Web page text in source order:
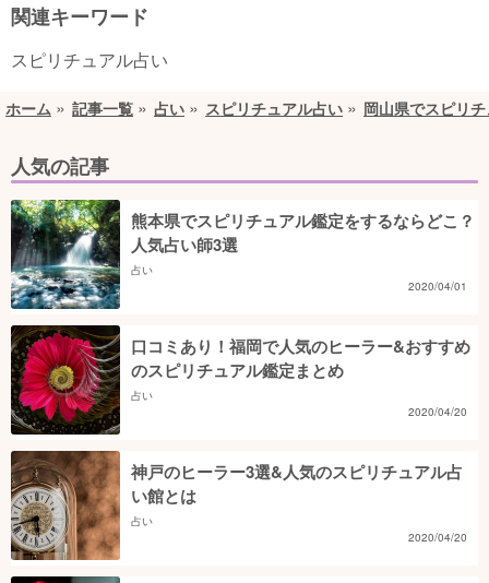
関連キーワード
スピリチュアル占い
ホーム 記事一覧 占い スピリチュアル占い 岡山県でスピリ
人気の記事
熊本県でスピリチュアル鑑定をするならどこ？
人気占い師3選
占い
2020/04/01
口コミあり！福岡で人気のヒーラー&おすすめ
のスピリチュアル鑑定まとめ
占い
2020/04/20
神戸のヒーラー3選&人気のスピリチュアル占
い館とは
占い
2020/04/20